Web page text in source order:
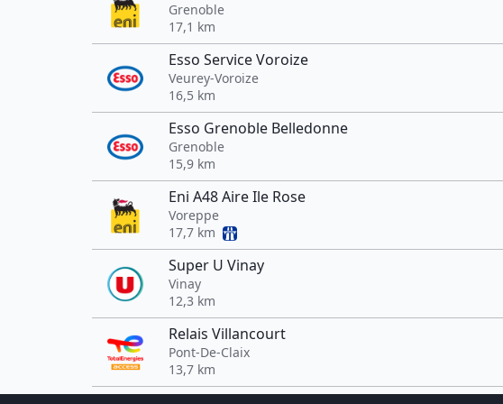
Grenoble
17,1 km
Esso Service Voroize
Veurey-Voroize
16,5 km
Esso Grenoble Belledonne
Grenoble
15,9 km
Eni A48 Aire Ile Rose
Voreppe
17,7 km
Super U Vinay
Vinay
12,3 km
Relais Villancourt
Pont-De-Claix
13,7 km